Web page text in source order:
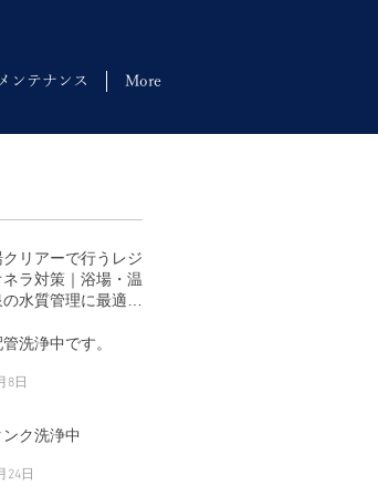
ンテナンス More
クリアーで行うレジ
ネラ対策｜浴場・温
の水質管理に最適な
11日
洗浄中です。
8日
ンク洗浄中
24日